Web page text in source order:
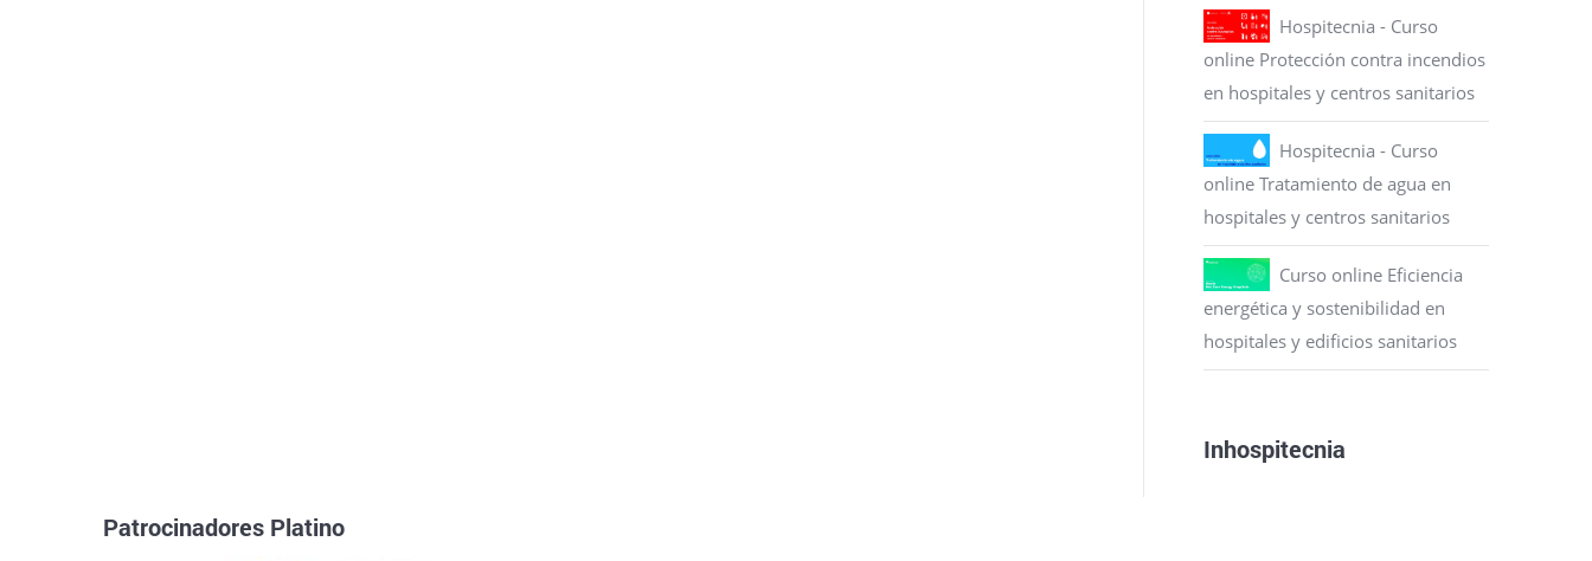
Hospitecnia - Curso
online Protección contra incendios
en hospitales y centros sanitarios
Hospitecnia - Curso
online Tratamiento de agua en
hospitales y centros sanitarios
Curso online Eficiencia
energética y sostenibilidad en
hospitales y edificios sanitarios
Inhospitecnia
Patrocinadores Platino